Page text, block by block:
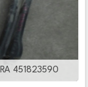
451823590